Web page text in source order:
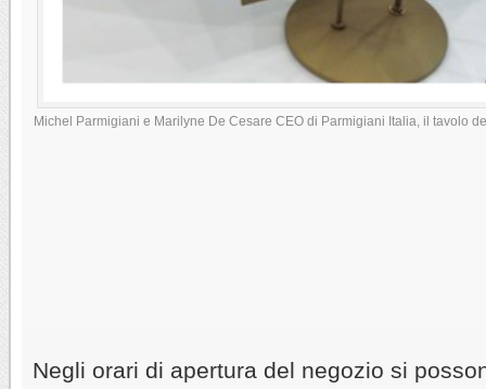
Michel Parmigiani e Marilyne De Cesare CEO di Parmigiani Italia, il tavolo
Negli orari di apertura del negozio si